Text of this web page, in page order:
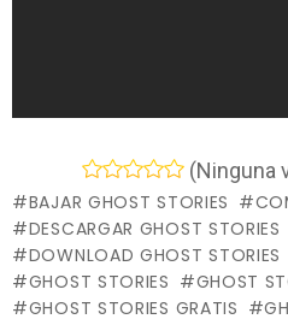
(Ninguna
BAJAR GHOST STORIES
DESCARGAR GHOST STORIES
DOWNLOAD GHOST STORIES
GHOST STORIES
GHOST
GHOST STORIES GRATIS